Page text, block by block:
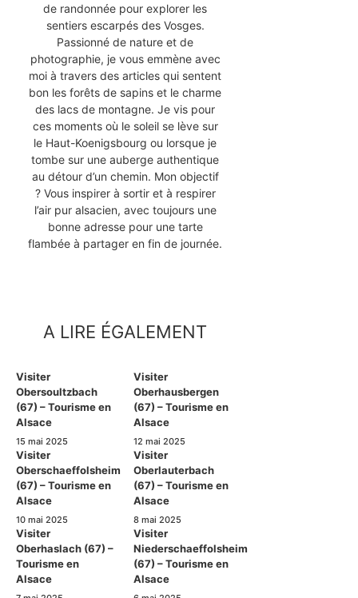
de randonnée pour explorer les
sentiers escarpés des Vosges.
Passionné de nature et de
photographie, je vous emmène avec
moi à travers des articles qui sentent
bon les forêts de sapins et le charme
des lacs de montagne. Je vis pour
ces moments où le soleil se lève sur
le Haut-Koenigsbourg ou lorsque je
tombe sur une auberge authentique
au détour d’un chemin. Mon objectif
? Vous inspirer à sortir et à respirer
l’air pur alsacien, avec toujours une
bonne adresse pour une tarte
flambée à partager en fin de journée.
A LIRE ÉGALEMENT
Visiter
Obersoultzbach
(67) – Tourisme en
Alsace
15 mai 2025
Visiter
Oberhausbergen
(67) – Tourisme en
Alsace
12 mai 2025
Visiter
Oberschaeffolsheim
(67) – Tourisme en
Alsace
10 mai 2025
Visiter
Oberlauterbach
(67) – Tourisme en
Alsace
8 mai 2025
Visiter
Oberhaslach (67) –
Tourisme en
Alsace
Visiter
Niederschaeffolsheim
(67) – Tourisme en
Alsace